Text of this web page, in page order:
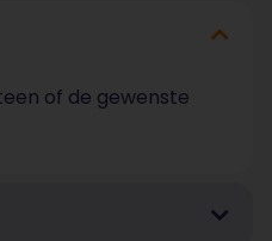
of de gewenste